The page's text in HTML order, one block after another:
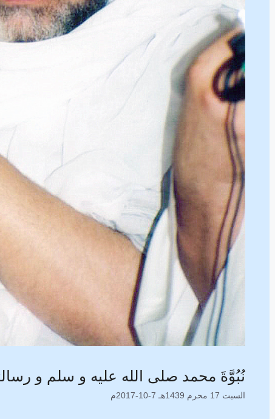
نُبُوَّةَ محمد صلى الله عليه و سلم و
السبت 17 محرم 1439هـ 7-10-2017م